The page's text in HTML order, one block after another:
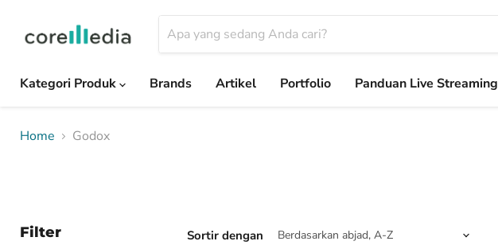
Kategori Produk
Brands Artikel Portfolio Panduan Live Streaming
Home Godox
Filter Sortir dengan